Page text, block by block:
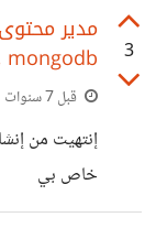
3 mongodb , النسخة التجريبية . ما رأيك ؟
قبل 7 سنوات
خاص بي